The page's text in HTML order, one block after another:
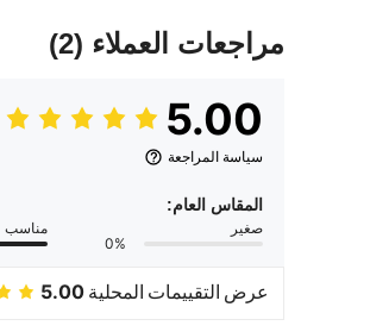
مراجعات العملاء (2)
5.00
سياسة المراجعة
المقاس العام:
صغير
0%
مناسب
عرض التقييمات المحلية 5.00